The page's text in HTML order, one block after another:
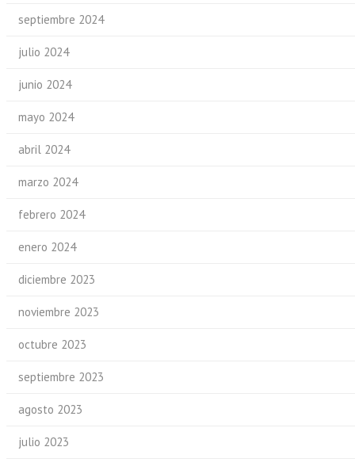
septiembre 2024
julio 2024
junio 2024
mayo 2024
abril 2024
marzo 2024
febrero 2024
enero 2024
diciembre 2023
noviembre 2023
octubre 2023
septiembre 2023
agosto 2023
julio 2023